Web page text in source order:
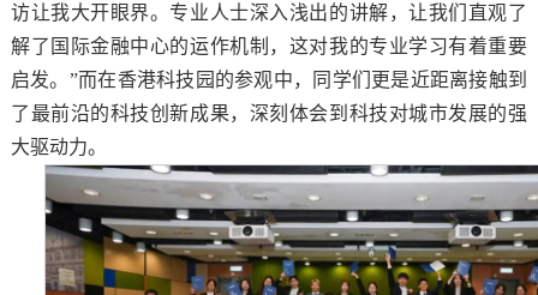
访让我大开眼界。专业人士深入浅出的讲解，让我们直观了
解了国际金融中心的运作机制，这对我的专业学习有着重要
启发。”而在香港科技园的参观中，同学们更是近距离接触到
了最前沿的科技创新成果，深刻体会到科技对城市发展的强
大驱动力。